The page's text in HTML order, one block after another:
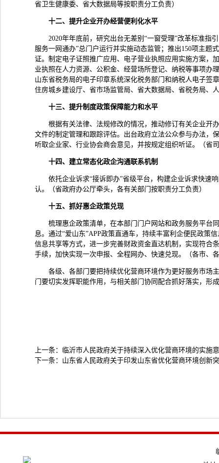
省卫生健康委、省大数据局等按职责分工负责）
十二、提升企业开办经营便利化水平
2020年年底前，研究出台无差别“一窗受理”改革标准指
服务一网通办”总门户运行并实施动态监管；推出150项主题
证。制定电子证照推广应用、电子营业执照应用实施方案，
业执照在人力资源、公积金、经营场所登记、纳税等事项办
山东省税务局的电子印章系统深化税务部门和纳税人电子签
住房城乡建设厅、省市场监管局、省大数据局、省税务局、
十三、提升制度政策保障能力和水平
根据有关法律、法规修改的情况，推动修订有关企业开
文件的制定管理和跟踪评估。出台政府立法公众参与办法，
听取企业家、行业协会商会意见，并按规定组织听证。（省
十四、建立常态化政企沟通联系机制
依托企业诉求“接诉即办”省级平台，构建企业诉求快速
认。（省政府办公厅牵头，各有关部门按职责分工负责）
十五、抓好惠企政策兑现
梳理惠企政策清单，在本部门门户网站和政务服务平台
息。通过“爱山东”APP政策直通车，持续丰富利企便民政策
信息共享等方式，进一步完善财政资金直达机制，实现符合
手续，加快实现一次申报、全程网办、快速兑现。（各市、
各级、各部门要把持续优化营商环境作为更好服务市场
门要切实发挥职能作用，与相关部门协同配合抓好落实，形
上一条： 临沂市人民政府关于持续深入优化营商环境的实施
下一条： 山东省人民政府关于印发山东省优化营商环境创新